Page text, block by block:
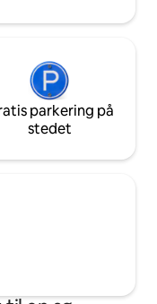
parkering på
stedet